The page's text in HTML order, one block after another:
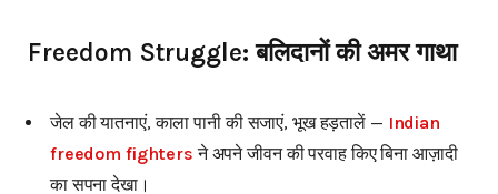
Freedom Struggle: बलिदानों की अमर गाथा
जेल की यातनाएं, काला पानी की सजाएं, भूख हड़तालें — Indian
freedom fighters ने अपने जीवन की परवाह किए बिना आज़ादी
का सपना देखा।